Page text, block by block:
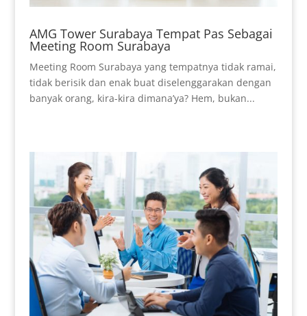
AMG Tower Surabaya Tempat Pas Sebagai
Meeting Room Surabaya
Meeting Room Surabaya yang tempatnya tidak ramai,
tidak berisik dan enak buat diselenggarakan dengan
banyak orang, kira-kira dimana’ya? Hem, bukan...